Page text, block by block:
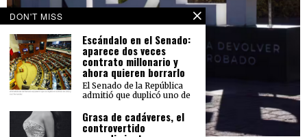
DON'T MISS
Escándalo en el Senado:
aparece dos veces
contrato millonario y
ahora quieren borrarlo
El Senado de la República
admitió que duplicó uno de
Grasa de cadáveres, el
controvertido